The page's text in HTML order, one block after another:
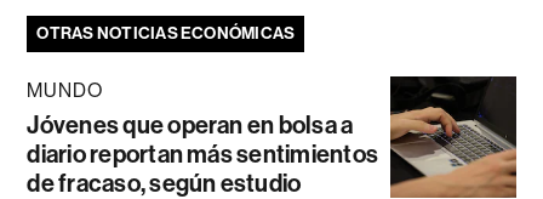
OTRAS NOTICIAS ECONÓMICAS
MUNDO
Jóvenes que operan en bolsa a
diario reportan más sentimientos
de fracaso, según estudio